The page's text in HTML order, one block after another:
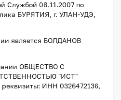
Службой 08.11.2007 по
БУРЯТИЯ, г. УЛАН-УДЭ,
является БОЛДАНОВ
ОБЩЕСТВО С
"ИСТ"
ИНН 0326472136,